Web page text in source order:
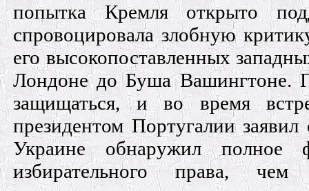
попытка Кремля открыто
спровоцировала злобную
его высокопоставленных
Лондоне до Буша Вашингтоне.
защищаться, и во время
президентом Португалии
Украине обнаружил полное
избирательного права, чем